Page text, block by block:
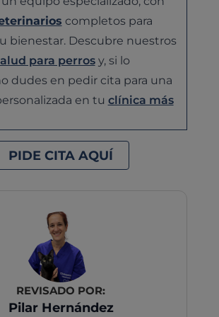
completos para
bienestar. Descubre nuestros
para perrosy, si lo
dudes en pedir cita para una
en tu clínica más
PIDE CITA AQUÍ
REVISADO POR:
Pilar Hernández